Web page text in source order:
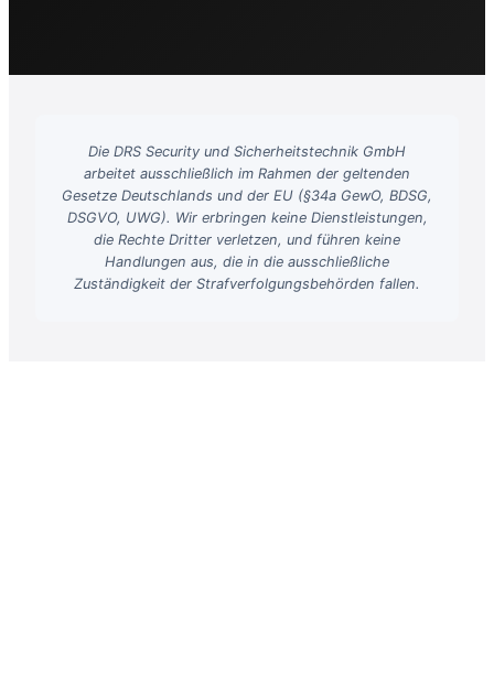
Die DRS Security und Sicherheitstechnik GmbH
arbeitet ausschließlich im Rahmen der geltenden
Gesetze Deutschlands und der EU (§34a GewO, BDSG,
DSGVO, UWG). Wir erbringen keine Dienstleistungen,
die Rechte Dritter verletzen, und führen keine
Handlungen aus, die in die ausschließliche
Zuständigkeit der Strafverfolgungsbehörden fallen.